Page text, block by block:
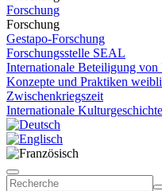
Forschung
Forschung
Gestapo-Forschung
Forschungsstelle SEAL
Internationale Beteiligung von
Konzepte und Praktiken
Zwischenkriegszeit
Internationale